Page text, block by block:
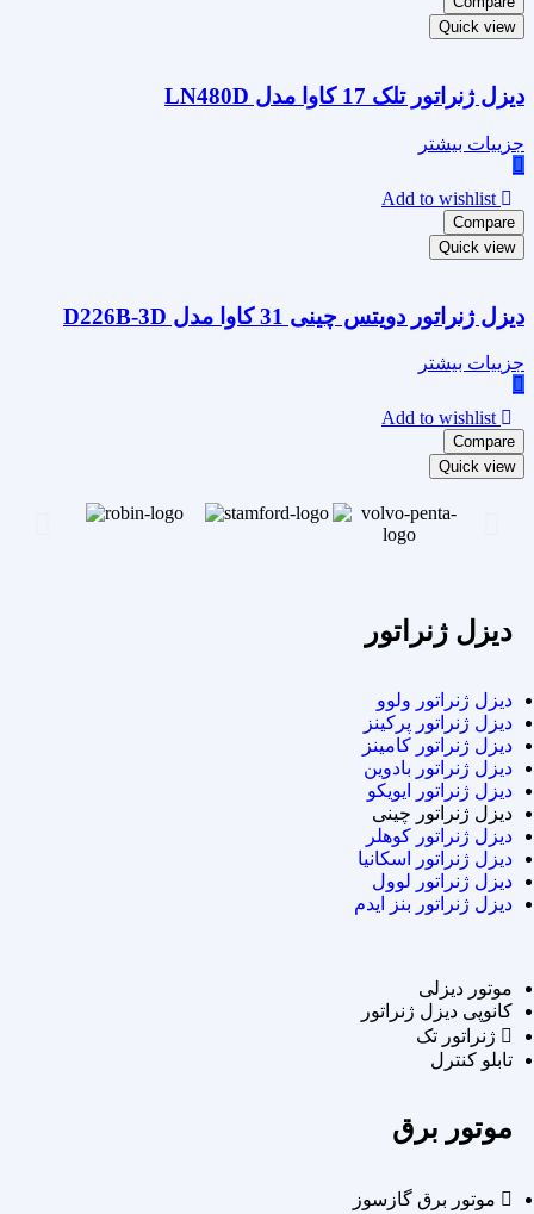
Quick view
دیزل ژنراتور تلک 17 کاوا مدل LN480D
جزییات بیشتر
Add to wishlist
Compare
Quick view
دیزل ژنراتور دویتس چینی 31 کاوا مدل D226B-3D
جزییات بیشتر
Add to wishlist
Compare
Quick view
دیزل ژنراتور
دیزل ژنراتور ولوو
دیزل ژنراتور پرکینز
دیزل ژنراتور کامینز
دیزل ژنراتور بادوین
دیزل ژنراتور ایویکو
دیزل ژنراتور چینی
دیزل ژنراتور کوهلر
دیزل ژنراتور اسکانیا
دیزل ژنراتور لوول
دیزل ژنراتور بنز ایدم
موتور دیزلی
کانوپی دیزل ژنراتور
ژنراتور تک
تابلو کنترل
موتور برق
موتور برق گازسوز